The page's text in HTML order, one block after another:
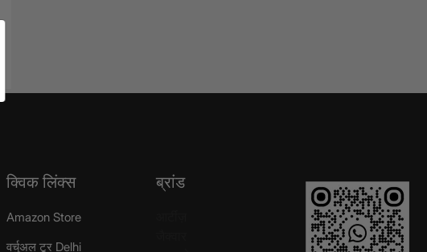
क्विक लिंक्स
Amazon Store
वर्चुअल टूर Delhi
ब्रांड